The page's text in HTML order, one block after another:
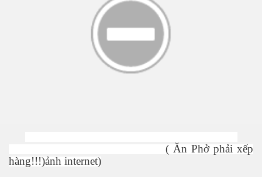
( Ăn Phở phải xếp
hàng!!!)ảnh internet)